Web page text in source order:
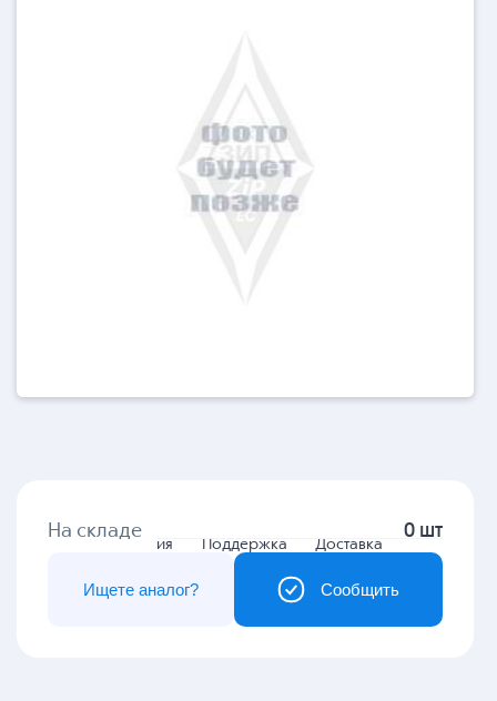
Гарантия Поддержка Доставка
На складе 0 шт
Сообщить
Ищете аналог?